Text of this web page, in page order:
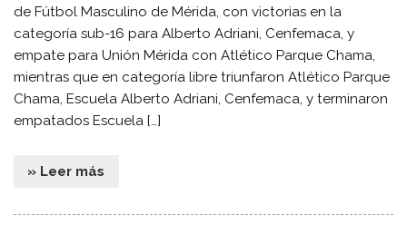
de Fútbol Masculino de Mérida, con victorias en la
categoría sub-16 para Alberto Adriani, Cenfemaca, y
empate para Unión Mérida con Atlético Parque Chama,
mientras que en categoría libre triunfaron Atlético Parque
Chama, Escuela Alberto Adriani, Cenfemaca, y terminaron
empatados Escuela […]
» Leer más